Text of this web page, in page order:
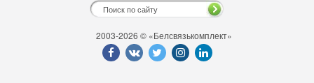
2003-2026 © «Белсвязькомплект»